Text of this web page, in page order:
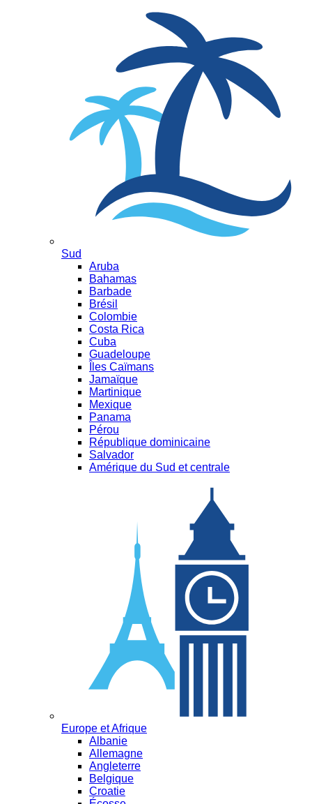
Sud
Aruba
Bahamas
Barbade
Brésil
Colombie
Costa Rica
Cuba
Guadeloupe
Îles Caïmans
Jamaïque
Martinique
Mexique
Panama
Pérou
République dominicaine
Salvador
Amérique du Sud et centrale
Europe et Afrique
Albanie
Allemagne
Angleterre
Belgique
Croatie